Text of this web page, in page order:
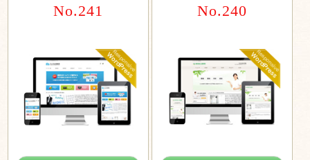
No.241 No.240